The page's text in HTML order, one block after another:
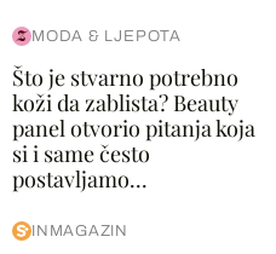
MODA & LJEPOTA
Što je stvarno potrebno
koži da zablista? Beauty
panel otvorio pitanja koja
si i same često
postavljamo...
INMAGAZIN